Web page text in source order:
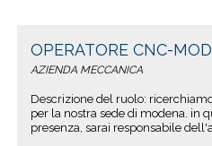
OPERATORE CNC-
AZIENDA MECCANICA
Descrizione del ruolo:
per la nostra sede di modena. in
presenza, sarai responsabile